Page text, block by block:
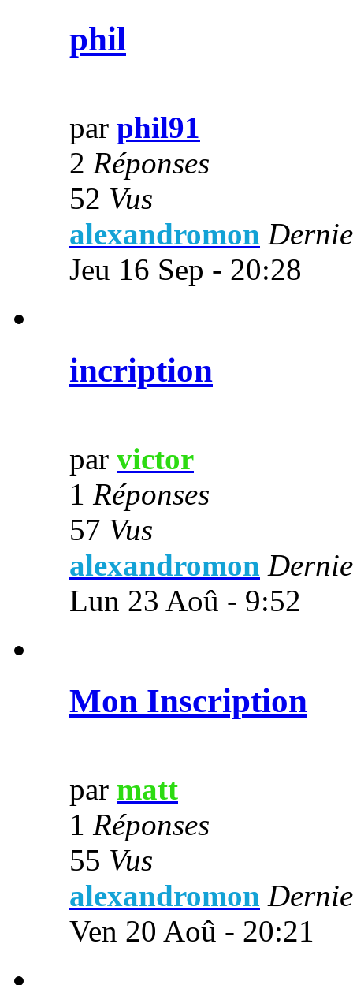
phil
par phil91
2 Réponses
52 Vus
alexandromon
Jeu 16 Sep - 20:28
incription
par victor
1 Réponses
57 Vus
alexandromon
Lun 23 Aoû - 9:52
Mon Inscription
par matt
1 Réponses
55 Vus
alexandromon
Ven 20 Aoû - 20:21